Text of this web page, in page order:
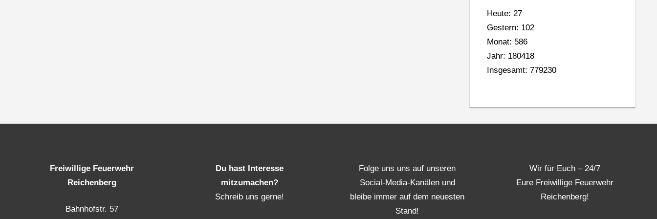
Heute: 27
Gestern: 102
Monat: 586
Jahr: 180418
Insgesamt: 779230
Freiwillige Feuerwehr
Reichenberg
Bahnhofstr. 57
Du hast Interesse
mitzumachen?
Schreib uns gerne!
Folge uns uns auf unseren
Social-Media-Kanälen und
bleibe immer auf dem neuesten
Stand!
Wir für Euch – 24/7
Eure Freiwillige Feuerwehr
Reichenberg!